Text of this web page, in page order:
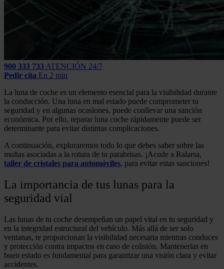
900 333 733 ATENCIÓN 24/7
Pedir cita En 2 min
La luna de coche es un elemento esencial para la visibilidad durante
la conducción. Una luna en mal estado puede comprometer tu
seguridad y en algunas ocasiones, puede conllevar una sanción
económica. Por ello, reparar luna coche rápidamente puede ser
determinante para evitar distintas complicaciones.
A continuación, exploraremos todo lo que debes saber sobre las
multas asociadas a la rotura de tu parabrisas. ¡Acude a Ralarsa,
taller de cristales para automóviles, para evitar estas sanciones!
La importancia de tus lunas para la
seguridad vial
Las lunas de tu coche desempeñan un papel vital en tu seguridad y
en la integridad estructural del vehículo. Más allá de ser solo
ventanas, te proporcionan la visibilidad necesaria mientras conduces
y protección contra impactos en caso de colisión. Mantenerlas en
buen estado es fundamental para garantizar una visión clara y evitar
accidentes.